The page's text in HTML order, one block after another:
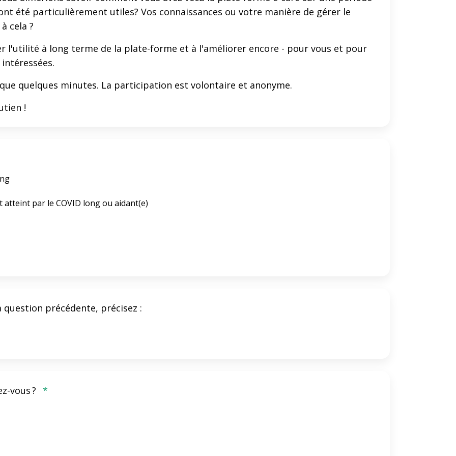
été particulièrement utiles? Vos connaissances ou votre manière de gérer le
cela ?
l'utilité à long terme de la plate-forme et à l'améliorer encore - pour vous et pour
quelques minutes. La participation est volontaire et anonyme.
!
atteint par le COVID long ou aidant(e)
question précédente, précisez :
vous ? *